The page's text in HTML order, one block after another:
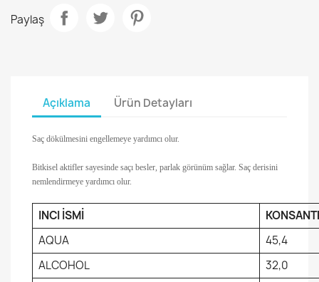
Paylaş
Açıklama Ürün Detayları
Saç dökülmesini engellemeye yardımcı olur.
Bitkisel aktifler sayesinde saçı besler, parlak görünüm sağlar. Saç derisini
nemlendirmeye yardımcı olur.
INCI İSMİ
AQUA
45,4
ALCOHOL
32,0